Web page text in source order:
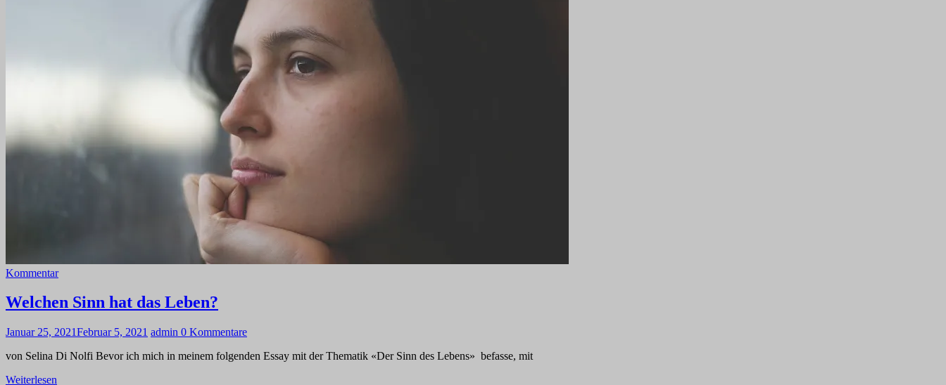
Kommentar
Welchen Sinn hat das Leben?
Januar 25, 2021Februar 5, 2021 admin 0 Kommentare
von Selina Di Nolfi Bevor ich mich in meinem folgenden Essay mit der Thematik «Der Sinn des Lebens» befasse, mit
Weiterlesen